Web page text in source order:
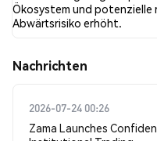
Ökosystem und potenzielle
Abwärtsrisiko erhöht.
Nachrichten
2026-07-24 00:26
Zama Launches